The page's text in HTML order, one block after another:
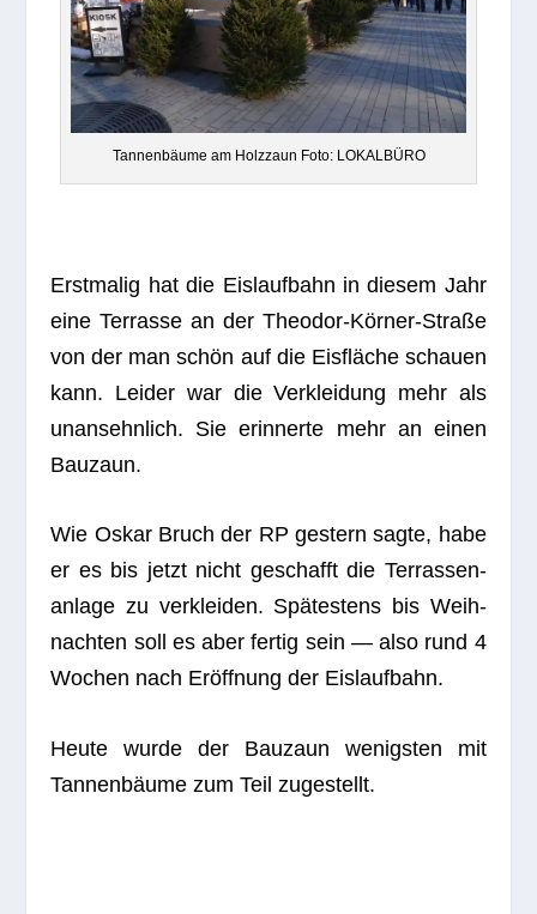
Tan­nen­bäume am Holz­zaun Foto: LOKALBÜRO
Erst­ma­lig hat die Eis­lauf­bahn in die­sem Jahr
eine Ter­rasse an der Theo­dor-Kör­ner-Straße
von der man schön auf die Eis­flä­che schauen
kann. Lei­der war die Ver­klei­dung mehr als
unan­sehn­lich. Sie erin­nerte mehr an einen
Bauzaun.
Wie Oskar Bruch der RP ges­tern sagte, habe
er es bis jetzt nicht geschafft die Ter­ras­sen­
an­lage zu ver­klei­den. Spä­tes­tens bis Weih­
nach­ten soll es aber fer­tig sein — also rund 4
Wochen nach Eröff­nung der Eislaufbahn.
Heute wurde der Bau­zaun wenigs­ten mit
Tan­nen­bäume zum Teil zugestellt.